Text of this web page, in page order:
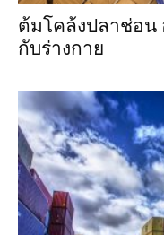
ต้มโคล้งปลาช่อน
กับร่างกาย